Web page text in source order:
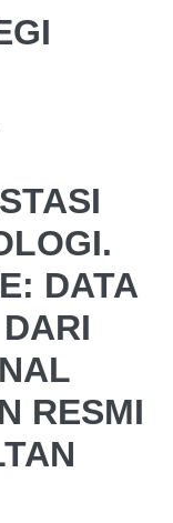
DATA
RESMI